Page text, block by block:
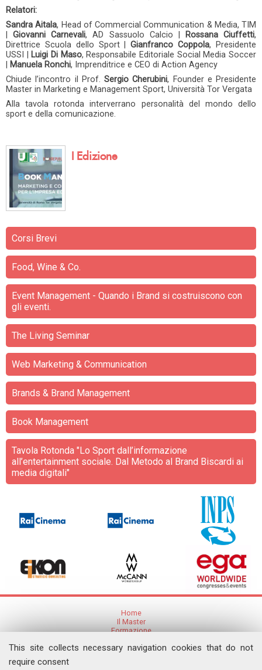
This site collects necessary navigation cookies that do not
require consent
Relatori:
Sandra Aitala, Head of Commercial Communication & Media, TIM
|Giovanni Carnevali, AD Sassuolo Calcio | Rossana Ciuffetti,
Direttrice Scuola dello Sport |Gianfranco Coppola, Presidente
USSI | Luigi Di Maso, Responsabile Editoriale Social Media Soccer
Manuela Ronchi, Imprenditrice e CEO di Action Agency
Chiude l’incontro il Prof. Sergio Cherubini, Founder e Presidente
Master in Marketing e Management Sport, Università Tor Vergata
Alla tavola rotonda interverrano personalità del mondo dello
sport e della comunicazione.
I Edizione
Corsi Brevi
Food, Wine & Co.
Event Management - Quando i Brand si costruiscono con
gli eventi.
The Living Seminar
Web Marketing & Communication
Brands & Brand Management
Book Management
Tavola Rotonda "Lo Sport dall’informazione
all’entertainment sociale. Dal Metodo al Brand Biscardi ai
media digitali"
Home
Il Master
Formazione
Articoli e Pubblicazioni